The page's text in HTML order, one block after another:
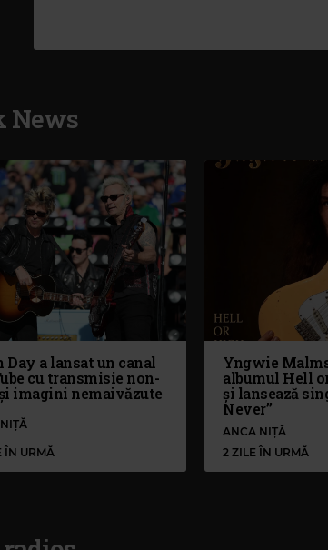
News
Day a lansat un canal
cu transmisie non-
imagini nemaivăzute
ÎN URMĂ
Yngwie
albumul Hell
și lansează
Never”
ANCA NIȚĂ
2 ZILE ÎN URMĂ